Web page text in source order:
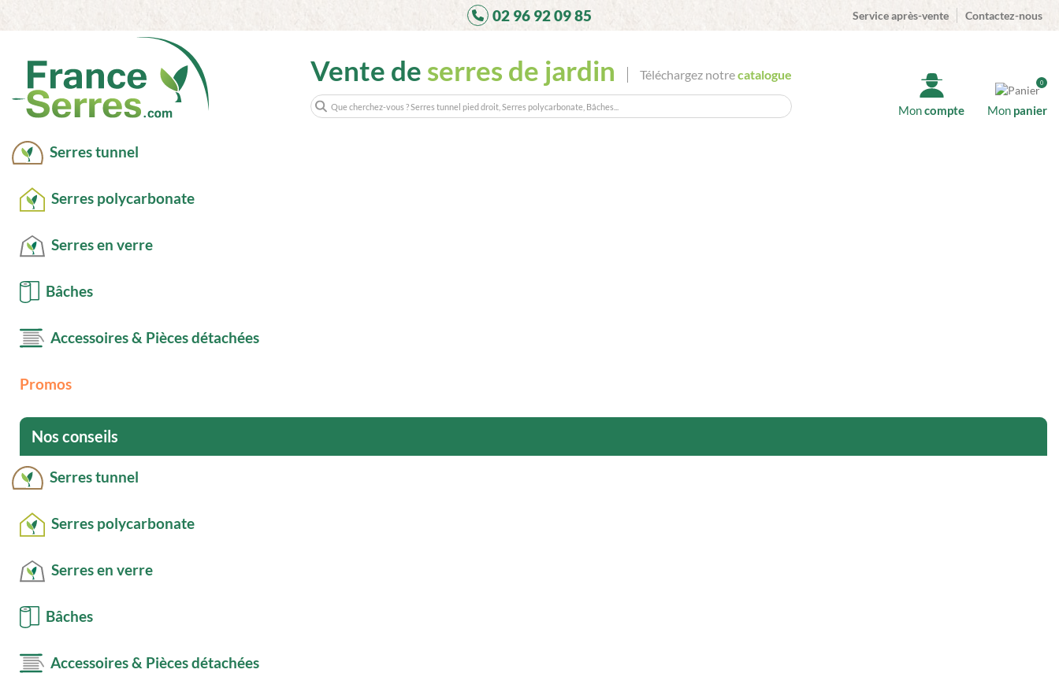
02 96 92 09 85 Service après-vente Contactez-nous
Vente de serres de jardin Téléchargez notrecatalogue
Moncompte
0
Mon panier
Serres tunnel
Serres polycarbonate
Serres en verre
Bâches
Accessoires & Pièces détachées
Promos
Nos conseils
Serres tunnel
Serres polycarbonate
Serres en verre
Bâches
Accessoires & Pièces détachées